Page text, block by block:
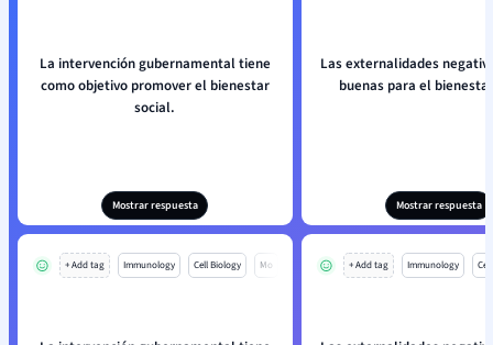
La intervención gubernamental tiene
como objetivo promover el bienestar
social.
Mostrar respuesta
Las externalidades
buenas para el
Mostrar respuesta
+ Add tag Immunology Cell Biology Mo + Add tag Immunology